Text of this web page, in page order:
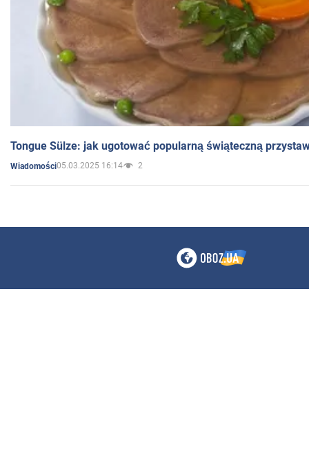
Tongue Sülze: jak ugotować popularną świąteczną
Wiadomości05.03.2025 16:14 2